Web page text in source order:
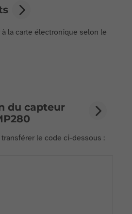
la carte électronique selon le
du capteur
le code ci-dessous :